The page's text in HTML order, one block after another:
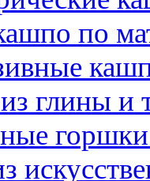
по
глины и